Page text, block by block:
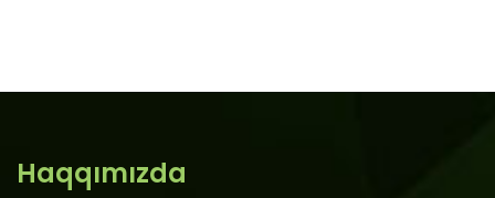
Haqqımızda